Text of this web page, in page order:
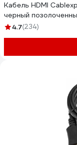
Кабель HDMI
черный
4.7(234)